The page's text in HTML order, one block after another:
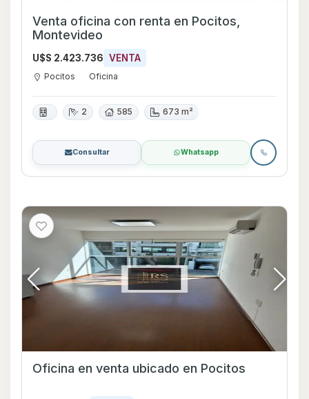
Venta oficina con renta en Pocitos,
Montevideo
U$S 2.423.736 VENTA
Pocitos Oficina
2 585 673 m²
Consultar Whatsapp
Oficina en venta ubicado en Pocitos